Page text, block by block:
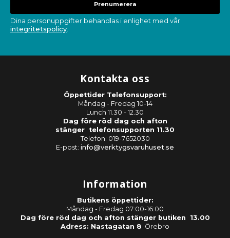
Prenumerera
Dina personuppgifter behandlas i enlighet med vår
integritetspolicy.
Kontakta oss
Öppettider Telefonsupport:
Måndag - Fredag 10-14
Lunch 11.30 - 12.30
Dag före röd dag och afton
stänger telefonsupporten 11.30
Telefon: 019-7652030
E-post: info@verktygsvaruhuset.se
Information
Butikens öppettider:
Måndag - Fredag 07:00-16:00
Dag före röd dag och afton stänger butiken 13.00
Adress: Nastagatan 8 Örebro